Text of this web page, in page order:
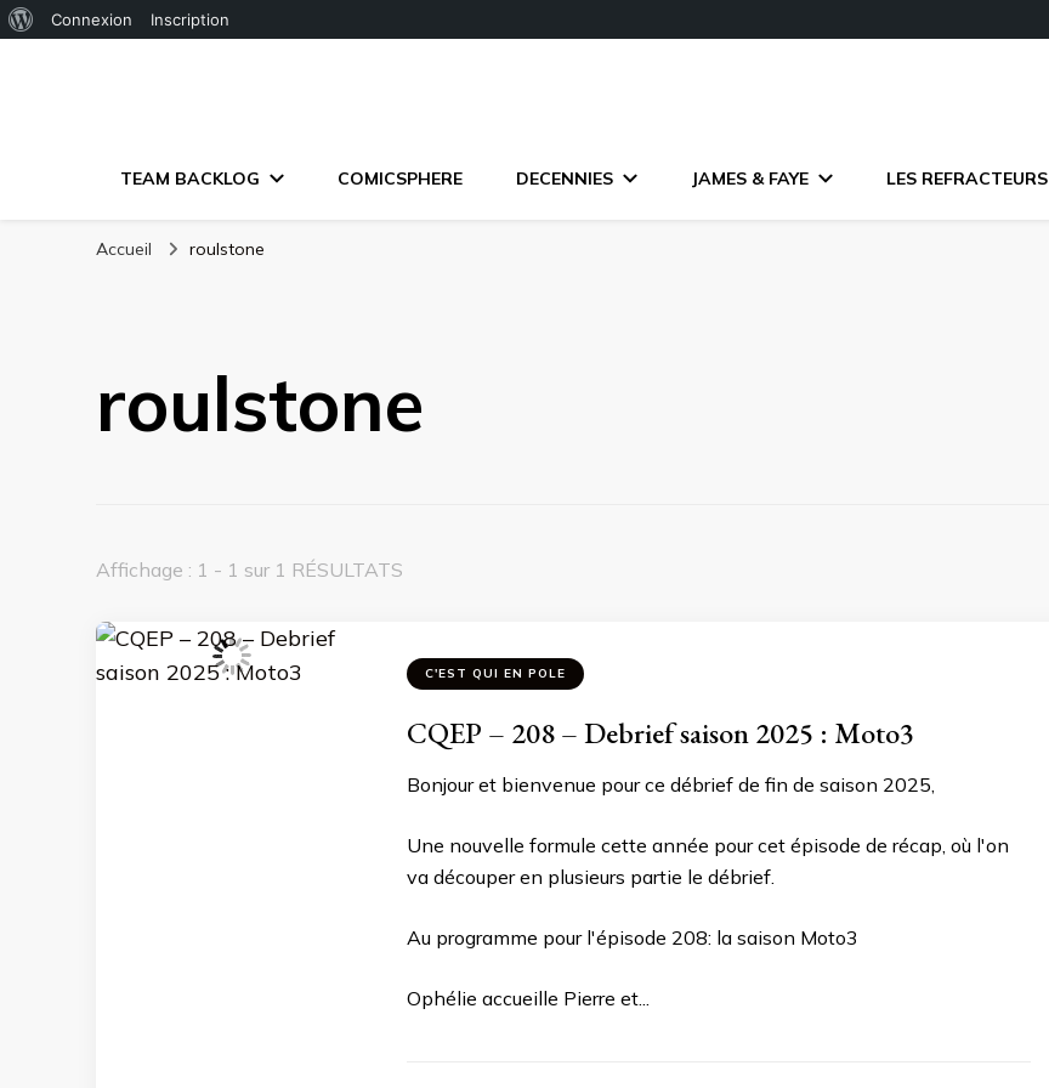
Connexion Inscription
TEAM BACKLOG COMICSPHERE DECENNIES JAMES & FAYE LES REFRACTEURS
Accueil roulstone
roulstone
Affichage : 1 - 1 sur 1 RÉSULTATS
C'EST QUI EN POLE
CQEP – 208 – Debrief saison 2025 : Moto3
Bonjour et bienvenue pour ce débrief de fin de saison 2025,
Une nouvelle formule cette année pour cet épisode de récap, où l'on
va découper en plusieurs partie le débrief.
Au programme pour l'épisode 208: la saison Moto3
Ophélie accueille Pierre et...